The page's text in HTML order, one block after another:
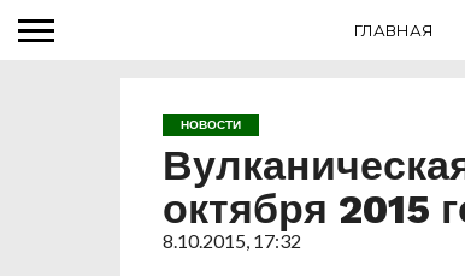
ГЛАВНАЯ
НОВОСТИ
октября 2015
8.10.2015, 17:32